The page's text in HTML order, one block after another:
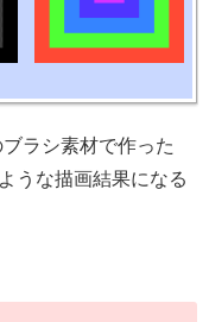
ラシ素材で作った
ような描画結果になる